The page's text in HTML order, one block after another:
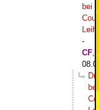
bei
-
CF
bei